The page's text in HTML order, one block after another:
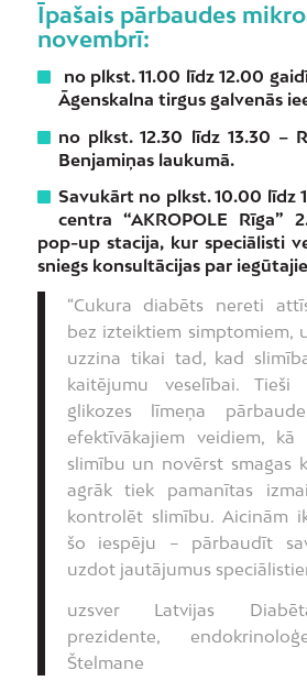
Īpašais pārbaudes
novembrī:
no plkst. 11.00 līdz 12.00
Āgenskalna tirgus galvenās
no plkst. 12.30 līdz 13.30 –
Benjamiņas laukumā.
Savukārt no plkst. 10.00 līdz
centra “AKROPOLE Rīga”
pop-up stacija, kur speciālisti
sniegs konsultācijas par
“Cukura diabēts nereti
bez izteiktiem simptomiem,
uzzina tikai tad, kad
kaitējumu veselībai. Tieši
glikozes līmeņa
efektīvākajiem veidiem, kā
slimību un novērst smagas
agrāk tiek pamanītas
kontrolēt slimību. Aicinām
šo iespēju – pārbaudīt
uzdot jautājumus
uzsver Latvijas
prezidente,
Štelmane